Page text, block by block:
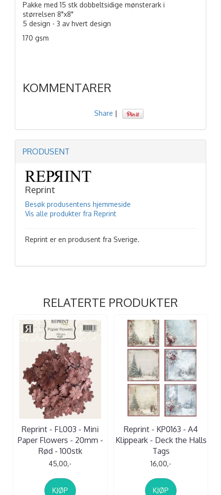
Pakke med 15 stk dobbeltsidige mønsterark i
størrelsen 8"x8"
5 design - 3 av hvert design
170 gsm
KOMMENTARER
Share |
PRODUSENT
Reprint
Besøk produsentens hjemmeside
Vis alle produkter fra Reprint
Reprint er en produsent fra Sverige.
RELATERTE PRODUKTER
Reprint - FL003 - Mini
Paper Flowers - 20mm -
Rød - 100stk
45,00,-
KJØP
Reprint - KP0163 - A4
Klippeark - Deck the Halls
Tags
16,00,-
KJØP